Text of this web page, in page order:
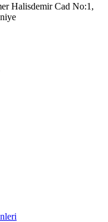
Halisdemir Cad No:1,